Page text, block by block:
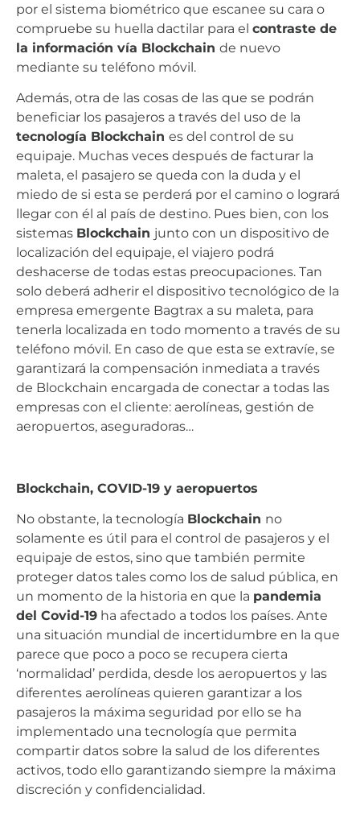
por el sistema biométrico que escanee su cara o
compruebe su huella dactilar para el contraste de
la información vía Blockchain de nuevo
mediante su teléfono móvil.
Además, otra de las cosas de las que se podrán
beneficiar los pasajeros a través del uso de la
tecnología Blockchain es del control de su
equipaje. Muchas veces después de facturar la
maleta, el pasajero se queda con la duda y el
miedo de si esta se perderá por el camino o logrará
llegar con él al país de destino. Pues bien, con los
sistemas Blockchain junto con un dispositivo de
localización del equipaje, el viajero podrá
deshacerse de todas estas preocupaciones. Tan
solo deberá adherir el dispositivo tecnológico de la
empresa emergente Bagtrax a su maleta, para
tenerla localizada en todo momento a través de su
teléfono móvil. En caso de que esta se extravíe, se
garantizará la compensación inmediata a través
de Blockchain encargada de conectar a todas las
empresas con el cliente: aerolíneas, gestión de
aeropuertos, aseguradoras…
Blockchain, COVID-19 y aeropuertos
No obstante, la tecnología Blockchain no
solamente es útil para el control de pasajeros y el
equipaje de estos, sino que también permite
proteger datos tales como los de salud pública, en
un momento de la historia en que la pandemia
del Covid-19 ha afectado a todos los países. Ante
una situación mundial de incertidumbre en la que
parece que poco a poco se recupera cierta
‘normalidad’ perdida, desde los aeropuertos y las
diferentes aerolíneas quieren garantizar a los
pasajeros la máxima seguridad por ello se ha
implementado una tecnología que permita
compartir datos sobre la salud de los diferentes
activos, todo ello garantizando siempre la máxima
discreción y confidencialidad.